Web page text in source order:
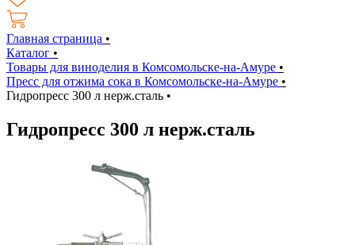
Главная страница •
Каталог •
Товары для виноделия в Комсомольске-на-Амуре •
Пресс для отжима сока в Комсомольске-на-Амуре •
Гидропресс 300 л нерж.сталь •
Гидропресс 300 л нерж.сталь